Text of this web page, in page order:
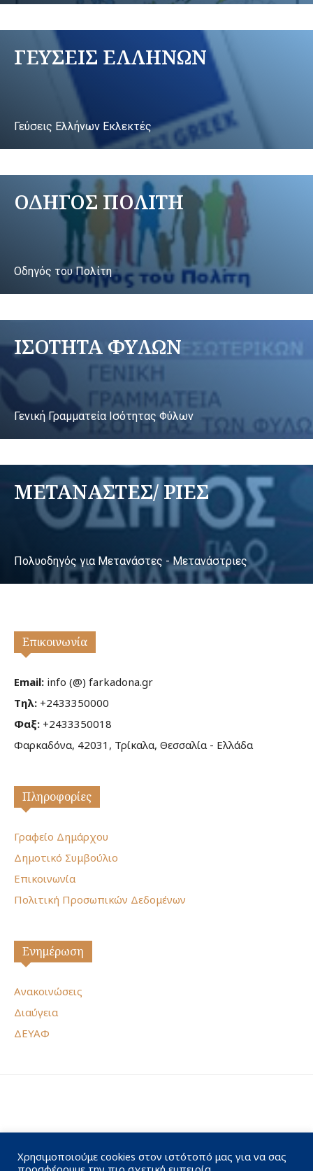
ΓΕΥΣΕΙΣ ΕΛΛΗΝΩΝ
Γεύσεις Ελλήνων Εκλεκτές
ΟΔΗΓΟΣ ΠΟΛΙΤΗ
Οδηγός του Πολίτη
ΙΣΟΤΗΤΑ ΦΥΛΩΝ
Γενική Γραμματεία Ισότητας Φύλων
ΜΕΤΑΝΑΣΤΕΣ/ ΡΙΕΣ
Πολυοδηγός για Μετανάστες - Μετανάστριες
Επικοινωνία
Email: info (@) farkadona.gr
Τηλ: +2433350000
Φαξ: +2433350018
Φαρκαδόνα, 42031, Τρίκαλα, Θεσσαλία - Ελλάδα
Πληροφορίες
Γραφείο Δημάρχου
Δημοτικό Συμβούλιο
Επικοινωνία
Πολιτική Προσωπικών Δεδομένων
Ενημέρωση
Ανακοινώσεις
Διαύγεια
ΔΕΥΑΦ
Χρησιμοποιούμε cookies στον ιστότοπό μας για να σας